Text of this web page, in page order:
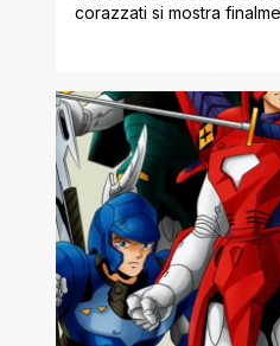
corazzati si mostra
parte della serie. Oltre a
animate, sono stati